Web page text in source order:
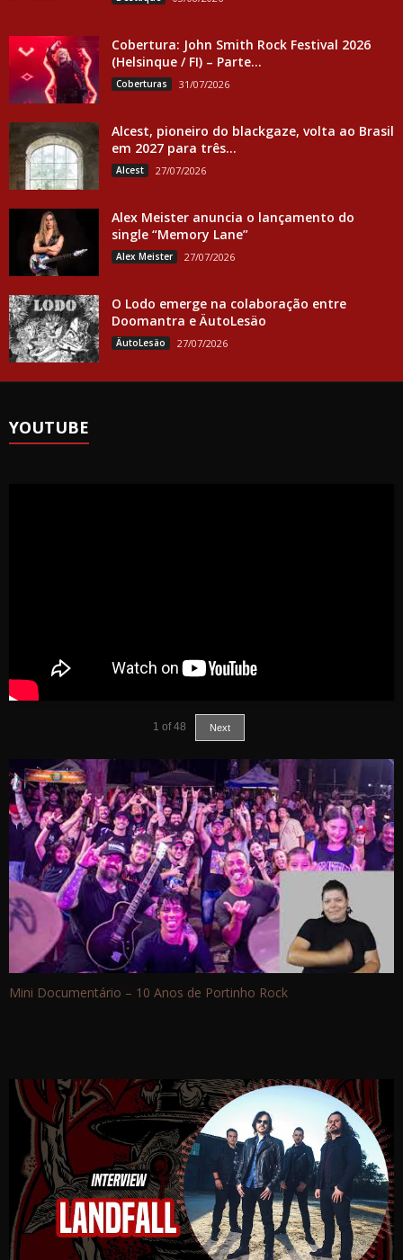
Cobertura: John Smith Rock Festival 2026
(Helsinque / FI) – Parte...
Coberturas 31/07/2026
Alcest, pioneiro do blackgaze, volta ao Brasil
em 2027 para três...
Alcest 27/07/2026
Alex Meister anuncia o lançamento do
single “Memory Lane”
Alex Meister 27/07/2026
O Lodo emerge na colaboração entre
Doomantra e ÄutoLesäo
ÄutoLesäo 27/07/2026
YOUTUBE
1 of 48 Next
Mini Documentário – 10 Anos de Portinho Rock